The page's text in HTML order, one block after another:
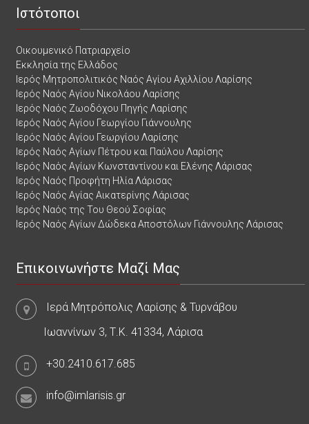
Ιστότοποι
Οικουμενικό Πατριαρχείο
Εκκλησία της Ελλάδος
Ιερός Μητροπολιτικός Ναός Αγίου Αχιλλίου Λαρίσης
Ιερός Ναός Αγίου Νικολάου Λαρίσης
Ιερός Ναός Ζωοδόχου Πηγής Λαρίσης
Ιερός Ναός Αγίου Γεωργίου Γιάννουλης
Ιερός Ναός Αγίου Γεωργίου Λαρίσης
Ιερός Ναός Αγίων Πέτρου και Παύλου Λαρίσης
Ιερός Ναός Αγίων Κωνσταντίνου και Ελένης Λάρισας
Ιερός Ναός Προφήτη Ηλία Λάρισας
Ιερός Ναός Αγίας Αικατερίνης Λάρισας
Ιερός Ναός της Του Θεού Σοφίας
Ιερός Ναός Αγίων Δώδεκα Αποστόλων Γιάννουλης Λάρισας
Επικοινωνήστε Μαζί Μας
Ιερά Μητρόπολις Λαρίσης & Τυρνάβου
Ιωαννίνων 3, Τ.Κ. 41334, Λάρισα
+30.2410.617.685
info@imlarisis.gr